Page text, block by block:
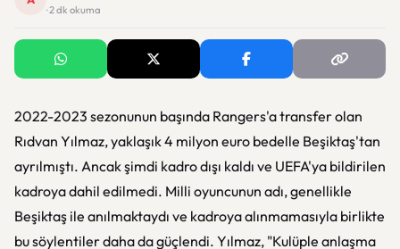
· 2 dk okuma
2022-2023 sezonunun başında Rangers'a transfer olan
Rıdvan Yılmaz, yaklaşık 4 milyon euro bedelle Beşiktaş'tan
ayrılmıştı. Ancak şimdi kadro dışı kaldı ve UEFA'ya bildirilen
kadroya dahil edilmedi. Milli oyuncunun adı, genellikle
Beşiktaş ile anılmaktaydı ve kadroya alınmamasıyla birlikte
bu söylentiler daha da güçlendi. Yılmaz, "Kulüple anlaşma